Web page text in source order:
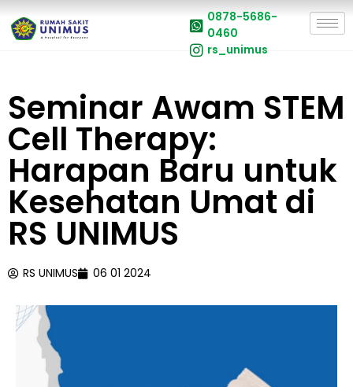
0878-5686-
0460
rs_unimus
Seminar Awam STEM
Cell Therapy:
Harapan Baru untuk
Kesehatan Umat di
RS UNIMUS
RS UNIMUS 06 01 2024